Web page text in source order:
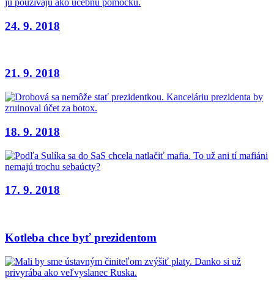
24. 9. 2018
21. 9. 2018
18. 9. 2018
17. 9. 2018
Kotleba chce byť prezidentom